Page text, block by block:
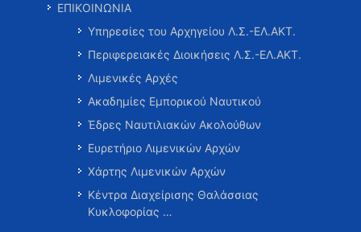
ΕΠΙΚΟΙΝΩΝΙΑ
Υπηρεσίες του Αρχηγείου Λ.Σ.-ΕΛ.ΑΚΤ.
Περιφερειακές Διοικήσεις Λ.Σ.-ΕΛ.ΑΚΤ.
Λιμενικές Αρχές
Ακαδημίες Εμπορικού Ναυτικού
Έδρες Ναυτιλιακών Ακολούθων
Ευρετήριο Λιμενικών Αρχών
Χάρτης Λιμενικών Αρχών
Κέντρα Διαχείρισης Θαλάσσιας
Κυκλοφορίας …